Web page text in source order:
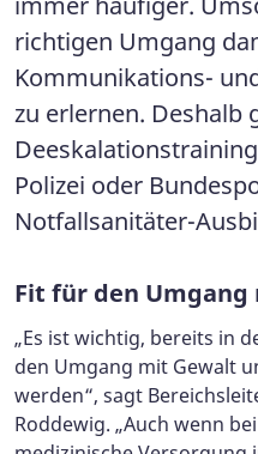
richtigen Umgang
Kommunikations-
zu erlernen. Deshalb
Polizei oder
Notfallsanitäter-
Fit für den
„Es ist wichtig, bereits in
den Umgang mit Gewalt
werden“, sagt
Roddewig. „Auch wenn